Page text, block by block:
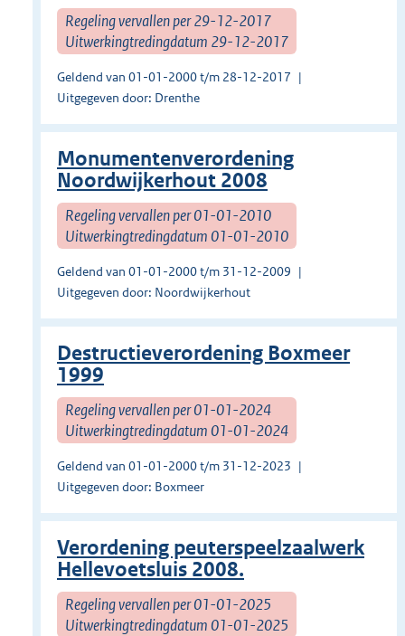
Regeling vervallen per 29-12-2017
Uitwerkingtredingdatum 29-12-2017
Geldend van 01-01-2000 t/m 28-12-2017
Uitgegeven door: Drenthe
Monumentenverordening
Noordwijkerhout 2008
Regeling vervallen per 01-01-2010
Uitwerkingtredingdatum 01-01-2010
Geldend van 01-01-2000 t/m 31-12-2009
Uitgegeven door: Noordwijkerhout
Destructieverordening Boxmeer
1999
Regeling vervallen per 01-01-2024
Uitwerkingtredingdatum 01-01-2024
Geldend van 01-01-2000 t/m 31-12-2023
Uitgegeven door: Boxmeer
Verordening peuterspeelzaalwerk
Hellevoetsluis 2008.
Regeling vervallen per 01-01-2025
Uitwerkingtredingdatum 01-01-2025